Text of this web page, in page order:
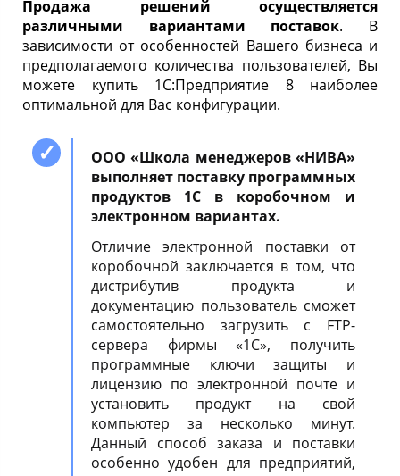
Продажа решений осуществляется
различными вариантами поставок. В
зависимости от особенностей Вашего бизнеса и
предполагаемого количества пользователей, Вы
можете купить 1С:Предприятие 8 наиболее
оптимальной для Вас конфигурации.
ООО «Школа менеджеров «НИВА»
выполняет поставку программных
продуктов 1С в коробочном и
электронном вариантах.
Отличие электронной поставки от
коробочной заключается в том, что
дистрибутив продукта и
документацию пользователь сможет
самостоятельно загрузить с FTP-
сервера фирмы «1С», получить
программные ключи защиты и
лицензию по электронной почте и
установить продукт на свой
компьютер за несколько минут.
Данный способ заказа и поставки
особенно удобен для предприятий,